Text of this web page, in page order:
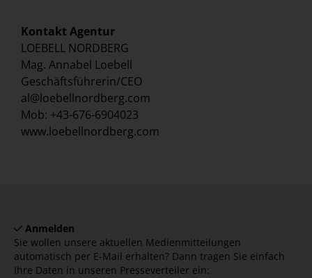
Kontakt Agentur
LOEBELL NORDBERG
Mag. Annabel Loebell
Geschäftsführerin/CEO
al@loebellnordberg.com
Mob: +43-676-6904023
www.loebellnordberg.com
Anmelden
Sie wollen unsere aktuellen Medienmitteilungen
automatisch per E-Mail erhalten? Dann tragen Sie einfach
Ihre Daten in unseren Presseverteiler ein: